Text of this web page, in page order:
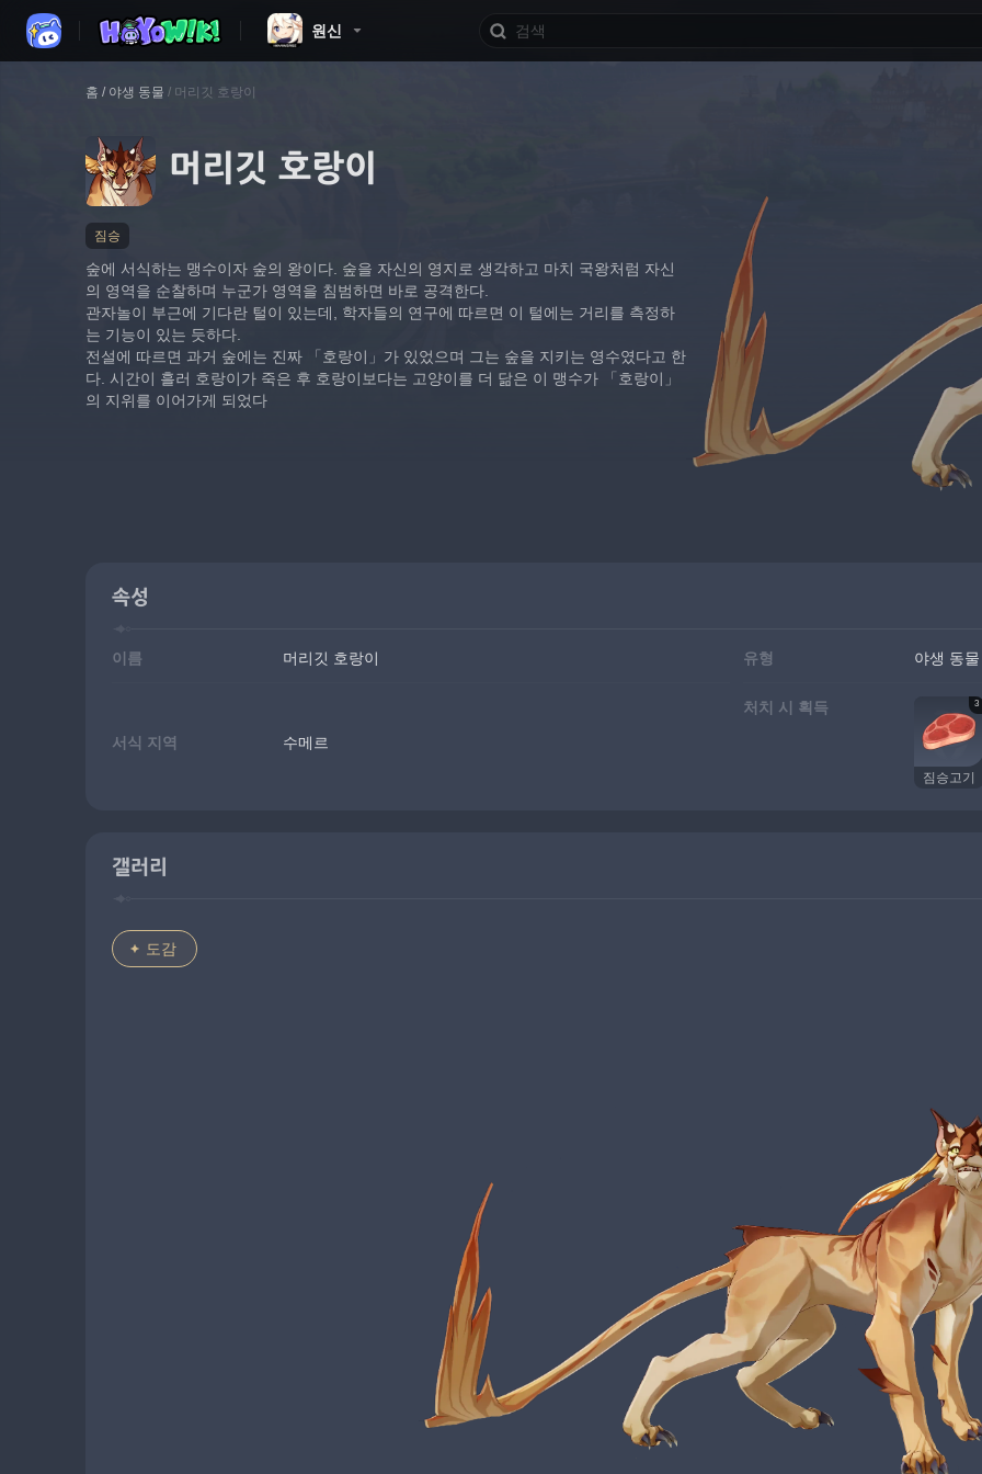
원신
홈 / 야생 동물 / 머리깃 호랑이
머리깃 호랑이
짐승
숲에 서식하는 맹수이자 숲의 왕이다. 숲을 자신의 영지로 생각하고 마치 국왕처럼 자신
의 영역을 순찰하며 누군가 영역을 침범하면 바로 공격한다.
관자놀이 부근에 기다란 털이 있는데, 학자들의 연구에 따르면 이 털에는 거리를 측정하
는 기능이 있는 듯하다.
전설에 따르면 과거 숲에는 진짜 「호랑이」가 있었으며 그는 숲을 지키는 영수였다고 한
다. 시간이 흘러 호랑이가 죽은 후 호랑이보다는 고양이를 더 닮은 이 맹수가 「호랑이」
의 지위를 이어가게 되었다
속성
이름 머리깃 호랑이 유형 야생 동
서식 지역 수메르
처치 시 획득 3
짐승고기
갤러리
도감